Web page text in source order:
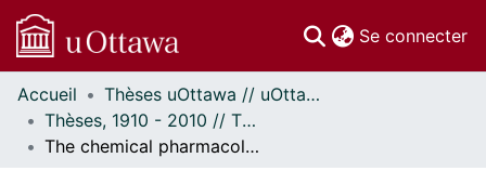
Se connecter
Communautés
et collections
Parcourir
Accueil
Thèses uOttawa // uOttawa Theses
Thèses, 1910 - 2010 // Theses, 1910 - 2010
The chemical pharmacology of some 2-phenoxy-cycloalkylamines and analogs ; The application of chlorosulphonyl isocyanate in the synthesis of cyclic sulphamyl ureas.